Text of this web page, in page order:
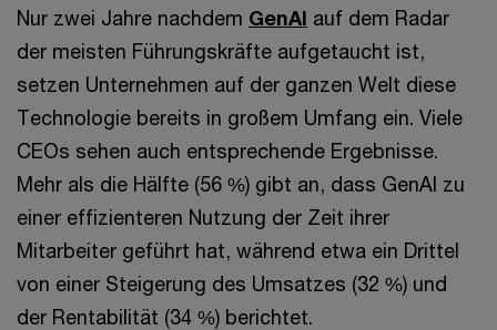
Nur zwei Jahre nachdem GenAI auf dem Radar
der meisten Führungskräfte aufgetaucht ist,
setzen Unternehmen auf der ganzen Welt diese
Technologie bereits in großem Umfang ein. Viele
CEOs sehen auch entsprechende Ergebnisse.
Mehr als die Hälfte (56 %) gibt an, dass GenAI zu
einer effizienteren Nutzung der Zeit ihrer
Mitarbeiter geführt hat, während etwa ein Drittel
von einer Steigerung des Umsatzes (32 %) und
der Rentabilität (34 %) berichtet.